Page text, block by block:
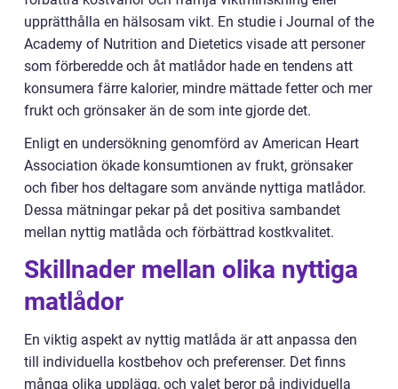
upprätthålla en hälsosam vikt. En studie i Journal of the
Academy of Nutrition and Dietetics visade att personer
som förberedde och åt matlådor hade en tendens att
konsumera färre kalorier, mindre mättade fetter och mer
frukt och grönsaker än de som inte gjorde det.
Enligt en undersökning genomförd av American Heart
Association ökade konsumtionen av frukt, grönsaker
och fiber hos deltagare som använde nyttiga matlådor.
Dessa mätningar pekar på det positiva sambandet
mellan nyttig matlåda och förbättrad kostkvalitet.
Skillnader mellan olika nyttiga
matlådor
En viktig aspekt av nyttig matlåda är att anpassa den
till individuella kostbehov och preferenser. Det finns
många olika upplägg, och valet beror på individuella